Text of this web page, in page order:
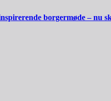
borgermøde – nu